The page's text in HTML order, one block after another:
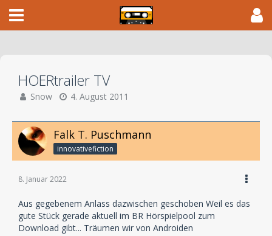
HOERtrailer TV
Snow 4. August 2011
Falk T. Puschmann
innovativefiction
8. Januar 2022
Aus gegebenem Anlass dazwischen geschoben Weil es das
gute Stück gerade aktuell im BR Hörspielpool zum
Download gibt... Träumen wir von Androiden